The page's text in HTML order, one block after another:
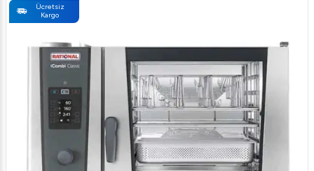
Ücretsiz
Kargo